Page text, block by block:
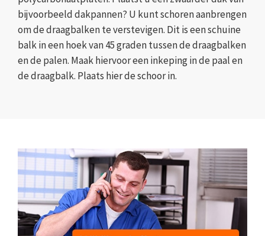
bijvoorbeeld dakpannen? U kunt schoren aanbrengen
om de draagbalken te verstevigen. Dit is een schuine
balk in een hoek van 45 graden tussen de draagbalken
en de palen. Maak hiervoor een inkeping in de paal en
de draagbalk. Plaats hier de schoor in.